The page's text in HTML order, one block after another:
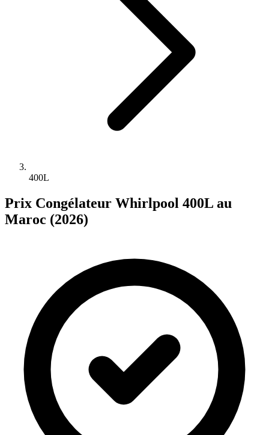
400L
Prix Congélateur Whirlpool 400L au
Maroc (2026)